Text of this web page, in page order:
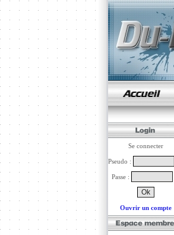
Se connecter
Pseudo :
Passe :
Ouvrir un compte